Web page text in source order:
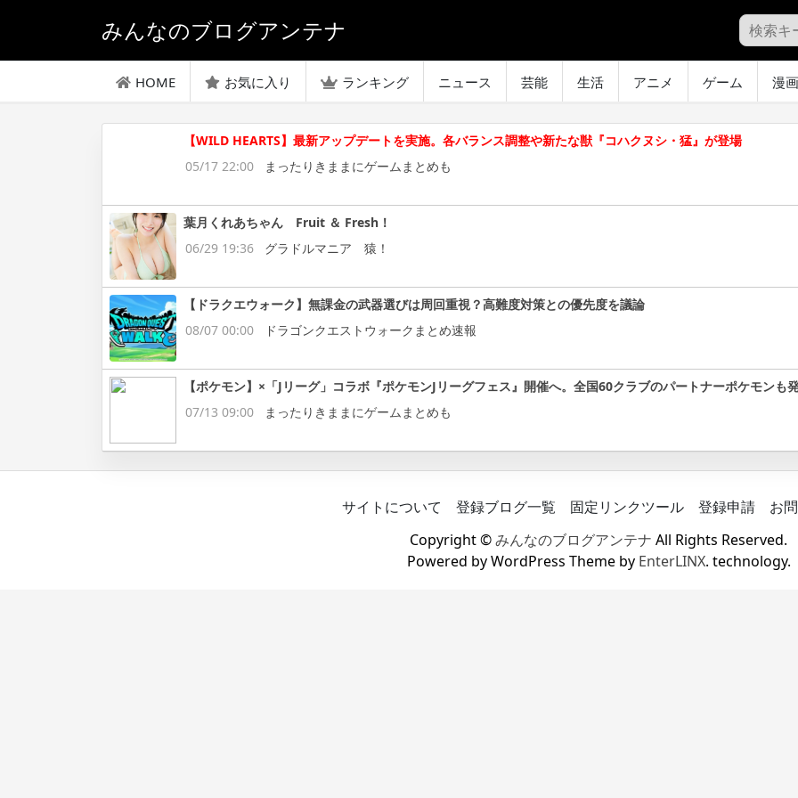
みんなのブログアンテナ
HOME お気に入り ランキング ニュース 芸能 生活 アニメ ゲーム 漫画
【WILD HEARTS】最新アップデートを実施。各バランス調整や新たな獣『コハクヌシ・猛』が登場
05/17 22:00
まったりきままにゲームまとめも
葉月くれあちゃん Fruit ＆ Fresh！
06/29 19:36
グラドルマニア 猿！
【ドラクエウォーク】無課金の武器選びは周回重視？高難度対策との優先度を議論
08/07 00:00
ドラゴンクエストウォークまとめ速報
【ポケモン】×「Jリーグ」コラボ『ポケモンJリーグフェス』開催へ。全国60クラブのパートナーポケモンも
07/13 09:00
まったりきままにゲームまとめも
サイトについて 登録ブログ一覧 固定リンクツール 登録申請
お
Copyright ©みんなのブログアンテナ All Rights Reserved.
Powered by WordPress Theme by EnterLINX. technology.